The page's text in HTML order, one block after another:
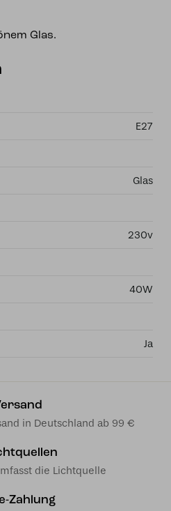
Glas.
E27
Glas
230v
40W
Ja
in Deutschland ab 99 €
die Lichtquelle
Zahlung